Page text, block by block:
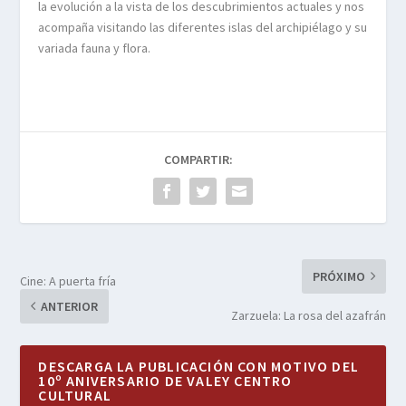
la evolución a la vista de los descubrimientos actuales y nos
acompaña visitando las diferentes islas del archipiélago y su
variada fauna y flora.
COMPARTIR:
Cine: A puerta fría
ANTERIOR
PRÓXIMO
Zarzuela: La rosa del azafrán
DESCARGA LA PUBLICACIÓN CON MOTIVO DEL
10º ANIVERSARIO DE VALEY CENTRO
CULTURAL